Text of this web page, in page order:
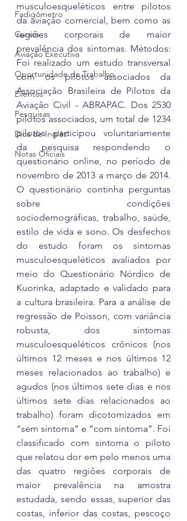
Fadigômetro
Cursos
Aviação Executiva
Oportunidade de Trabalho
Eventos
Pesquisas
Dica de Inglês
Notas Oficiais
musculoesqueléticos entre pilotos
da aviação comercial, bem como as
regiões corporais de maior
prevalência dos sintomas. Métodos:
Foi realizado um estudo transversal
com os pilotos associados da
Associação Brasileira de Pilotos da
Aviação Civil - ABRAPAC. Dos 2530
pilotos associados, um total de 1234
pilotos participou voluntariamente
da pesquisa respondendo o
questionário online, no período de
novembro de 2013 a março de 2014.
O questionário continha perguntas
sobre condições
sociodemográficas, trabalho, saúde,
estilo de vida e sono. Os desfechos
do estudo foram os sintomas
musculoesqueléticos avaliados por
meio do Questionário Nórdico de
Kuorinka, adaptado e validado para
a cultura brasileira. Para a análise de
regressão de Poisson, com variância
robusta, dos sintomas
musculoesqueléticos crônicos (nos
últimos 12 meses e nos últimos 12
meses relacionados ao trabalho) e
agudos (nos últimos sete dias e nos
últimos sete dias relacionados ao
trabalho) foram dicotomizados em
“sem sintoma” e “com sintoma”. Foi
classificado com sintoma o piloto
que relatou dor em pelo menos uma
das quatro regiões corporais de
maior prevalência na amostra
estudada, sendo essas, superior das
costas, inferior das costas, pescoço